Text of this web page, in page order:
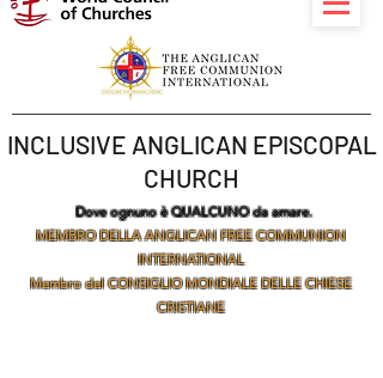
INCLUSIVE ANGLICAN EPISCOPAL
CHURCH
Dove ognuno è QUALCUNO da amare.
MEMBRO DELLA ANGLICAN FREE COMMUNION
INTERNATIONAL
Membro del CONSIGLIO MONDIALE DELLE CHIESE
CRISTIANE